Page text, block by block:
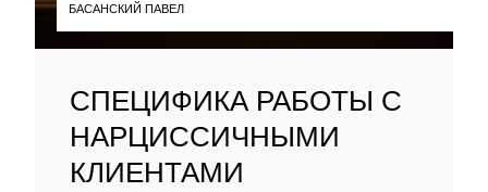
БАСАНСКИЙ ПАВЕЛ
СПЕЦИФИКА РАБОТЫ С
НАРЦИССИЧНЫМИ
КЛИЕНТАМИ